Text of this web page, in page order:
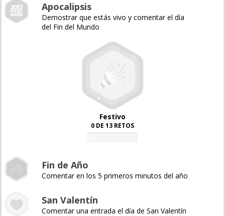
Apocalipsis
Demostrar que estás vivo y comentar el día
del Fin del Mundo
Festivo
0 DE 13 RETOS
Fin de Año
Comentar en los 5 primeros minutos del año
San Valentín
Comentar una entrada el día de San Valentín